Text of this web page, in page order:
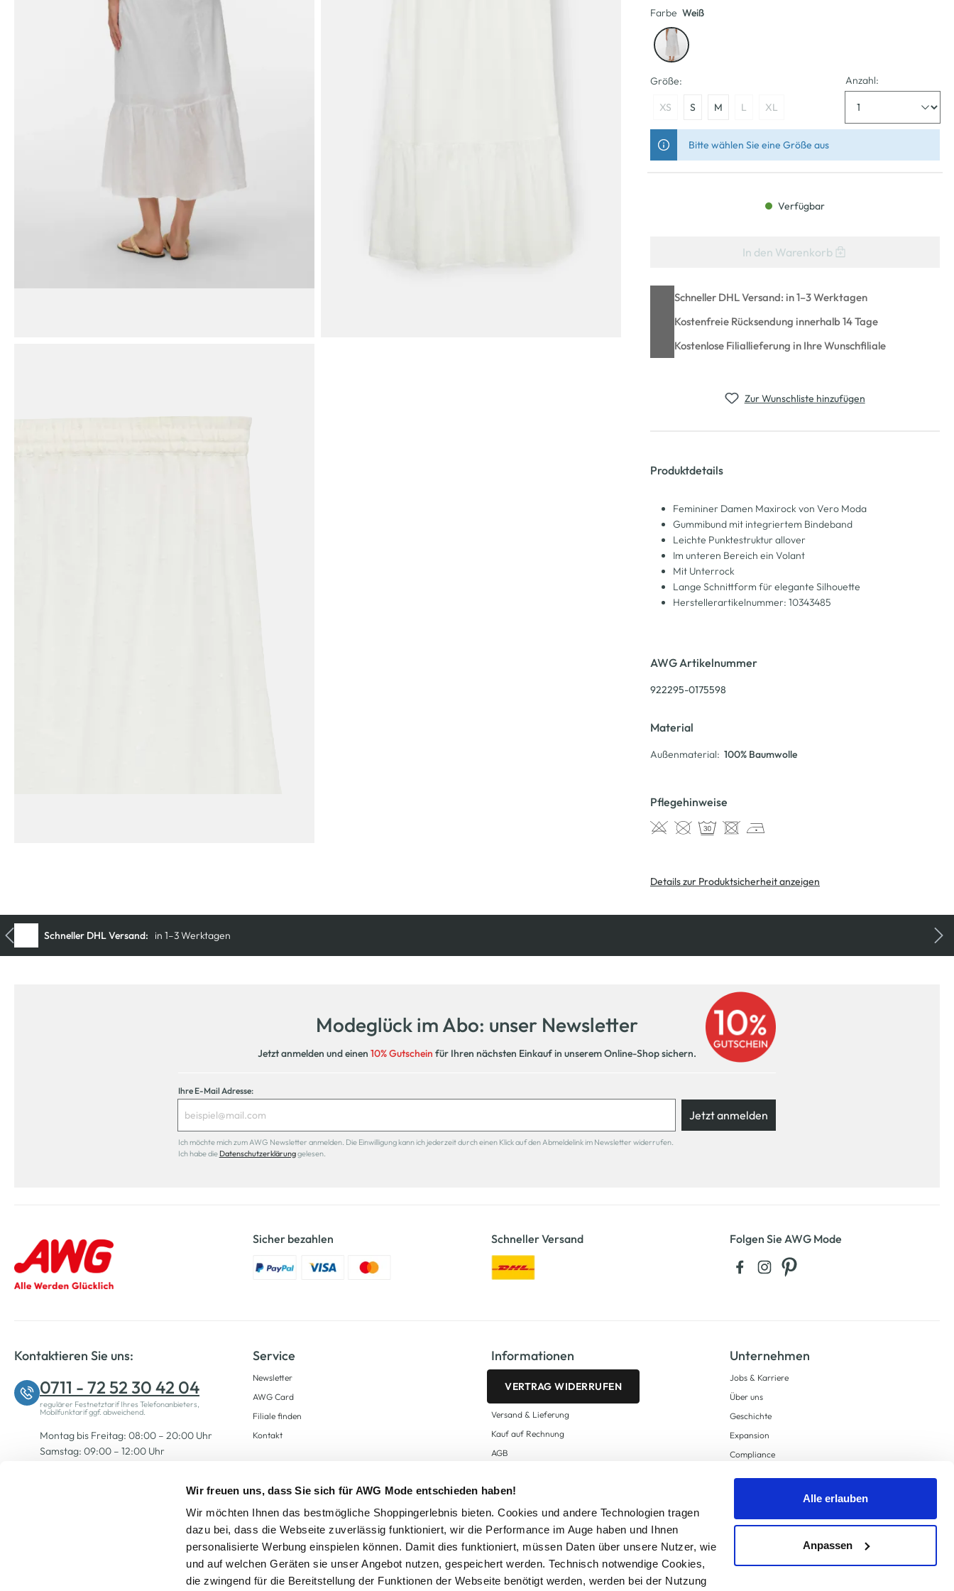
Wir freuen uns, dass Sie sich für AWG Mode entschieden haben!
Wir möchten Ihnen das bestmögliche Shoppingerlebnis bieten. Cookies und andere Technologien tragen
dazu bei, dass die Webseite zuverlässig funktioniert, wir die Performance im Auge haben und Ihnen
personalisierte Werbung einspielen können. Damit dies funktioniert, müssen Daten über unsere Nutzer, wie
und auf welchen Geräten sie unser Angebot nutzen, gespeichert werden. Technisch notwendige Cookies,
die zwingend für die Bereitstellung der Funktionen der Webseite benötigt werden, werden bei der Nutzung
Alle erlauben
Anpassen
Farbe Weiß
Größe:
XS S M L XL
Anzahl:
Bitte wählen Sie eine Größe aus
Verfügbar
In den Warenkorb
Schneller DHL Versand: in 1–3 Werktagen
Kostenfreie Rücksendung innerhalb 14 Tage
Kostenlose Filiallieferung in Ihre Wunschfiliale
Zur Wunschliste hinzufügen
Produktdetails
Femininer Damen Maxirock von Vero Moda
Gummibund mit integriertem Bindeband
Leichte Punktestruktur allover
Im unteren Bereich ein Volant
Mit Unterrock
Lange Schnittform für elegante Silhouette
Herstellerartikelnummer: 10343485
AWG Artikelnummer
922295-0175598
Material
Außenmaterial: 100% Baumwolle
Pflegehinweise
Details zur Produktsicherheit anzeigen
Modeglück im Abo: unser Newsletter
Jetzt anmelden und einen 10% Gutschein für Ihren nächsten Einkauf in unserem Online-Shop sichern.
Ihre E-Mail Adresse:
Jetzt anmelden
Ich möchte mich zum AWG Newsletter anmelden. Die Einwilligung kann ich jederzeit durch einen Klick auf den Abmeldelink im Newsletter widerrufen.
Ich habe die Datenschutzerklärunggelesen.
Sicher bezahlen Schneller Versand Folgen Sie AWG Mode
Kontaktieren Sie uns:
0711 - 72 52 30 42 04
regulärer Festnetztarif Ihres Telefonanbieters,
Mobilfunktarif ggf. abweichend.
Montag bis Freitag: 08:00 – 20:00 Uhr
Samstag: 09:00 – 12:00 Uhr
Service
Newsletter
AWG Card
Filiale finden
Kontakt
Informationen
VERTRAG WIDERRUFEN
Versand & Lieferung
Kauf auf Rechnung
AGB
Zahlungsarten
Datenschutz
AWG CARD Teilnahmebedingungen
Unternehmen
Jobs & Karriere
Über uns
Geschichte
Expansion
Compliance
Supply Chain Due Diligence